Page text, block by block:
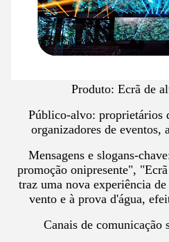
Produto: Ecrã de
Público-alvo: proprietários
organizadores de eventos,
Mensagens e slogans-
promoção onipresente",
traz uma nova experiência
vento e à prova d'água,
Canais de comunicação